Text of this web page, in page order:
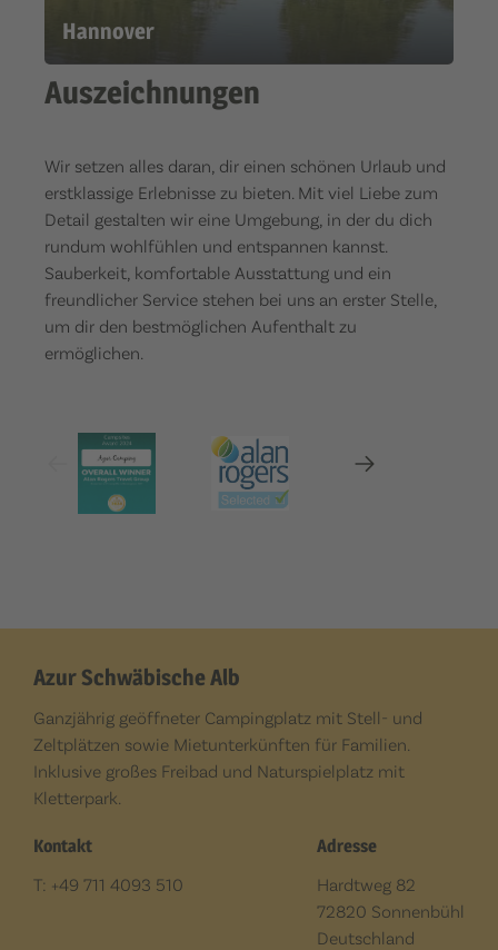
Hannover
Auszeichnungen
Wir setzen alles daran, dir einen schönen Urlaub und
erstklassige Erlebnisse zu bieten. Mit viel Liebe zum
Detail gestalten wir eine Umgebung, in der du dich
rundum wohlfühlen und entspannen kannst.
Sauberkeit, komfortable Ausstattung und ein
freundlicher Service stehen bei uns an erster Stelle,
um dir den bestmöglichen Aufenthalt zu
ermöglichen.
Azur Schwäbische Alb
Ganzjährig geöffneter Campingplatz mit Stell- und
Zeltplätzen sowie Mietunterkünften für Familien.
Inklusive großes Freibad und Naturspielplatz mit
Kletterpark.
Kontakt
T: +49 711 4093 510
Adresse
Hardtweg 82
72820 Sonnenbühl
Deutschland